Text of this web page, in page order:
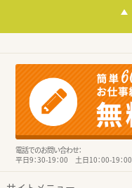
電話でのお問い合わせ：
平日9：30-19：00 土日10：00-19：00